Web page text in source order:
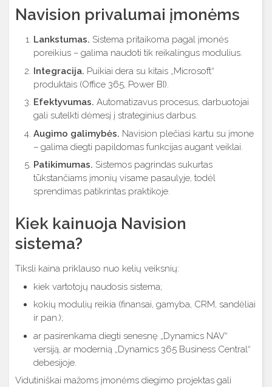
Navision privalumai įmonėms
Lankstumas. Sistema pritaikoma pagal įmonės
poreikius – galima naudoti tik reikalingus modulius.
Integracija. Puikiai dera su kitais „Microsoft“
produktais (Office 365, Power BI).
Efektyvumas. Automatizavus procesus, darbuotojai
gali sutelkti dėmesį į strateginius darbus.
Augimo galimybės. Navision plečiasi kartu su įmone
– galima diegti papildomas funkcijas augant veiklai.
Patikimumas. Sistemos pagrindas sukurtas
tūkstančiams įmonių visame pasaulyje, todėl
sprendimas patikrintas praktikoje.
Kiek kainuoja Navision
sistema?
Tiksli kaina priklauso nuo kelių veiksnių:
kiek vartotojų naudosis sistema;
kokių modulių reikia (finansai, gamyba, CRM, sandėliai
ir pan.);
ar pasirenkama diegti senesnę „Dynamics NAV“
versiją, ar modernią „Dynamics 365 Business Central“
debesijoje.
Vidutiniškai mažoms įmonėms diegimo projektas gali